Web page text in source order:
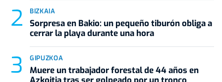
BIZKAIA
Sorpresa en Bakio: un pequeño tiburón obliga a
cerrar la playa durante una hora
GIPUZKOA
Muere un trabajador forestal de 44 años en